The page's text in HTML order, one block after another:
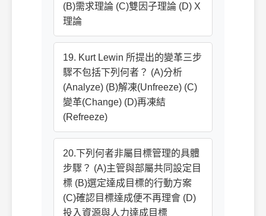
(B)需求理論 (C)雙因子理論 (D) X
理論
19. Kurt Lewin 所提出的變革三步
驟不包括下列何者？ (A)分析
(Analyze) (B)解凍(Unfreeze) (C)
變革(Change) (D)再凍結
(Refreeze)
20.下列何者非屬目標管理的具體
步驟？ (A)主管與部屬共同設定目
標 (B)選定達成目標的行動方案
(C)確認目標達成便不再理會 (D)
投入資源與人力達成目標